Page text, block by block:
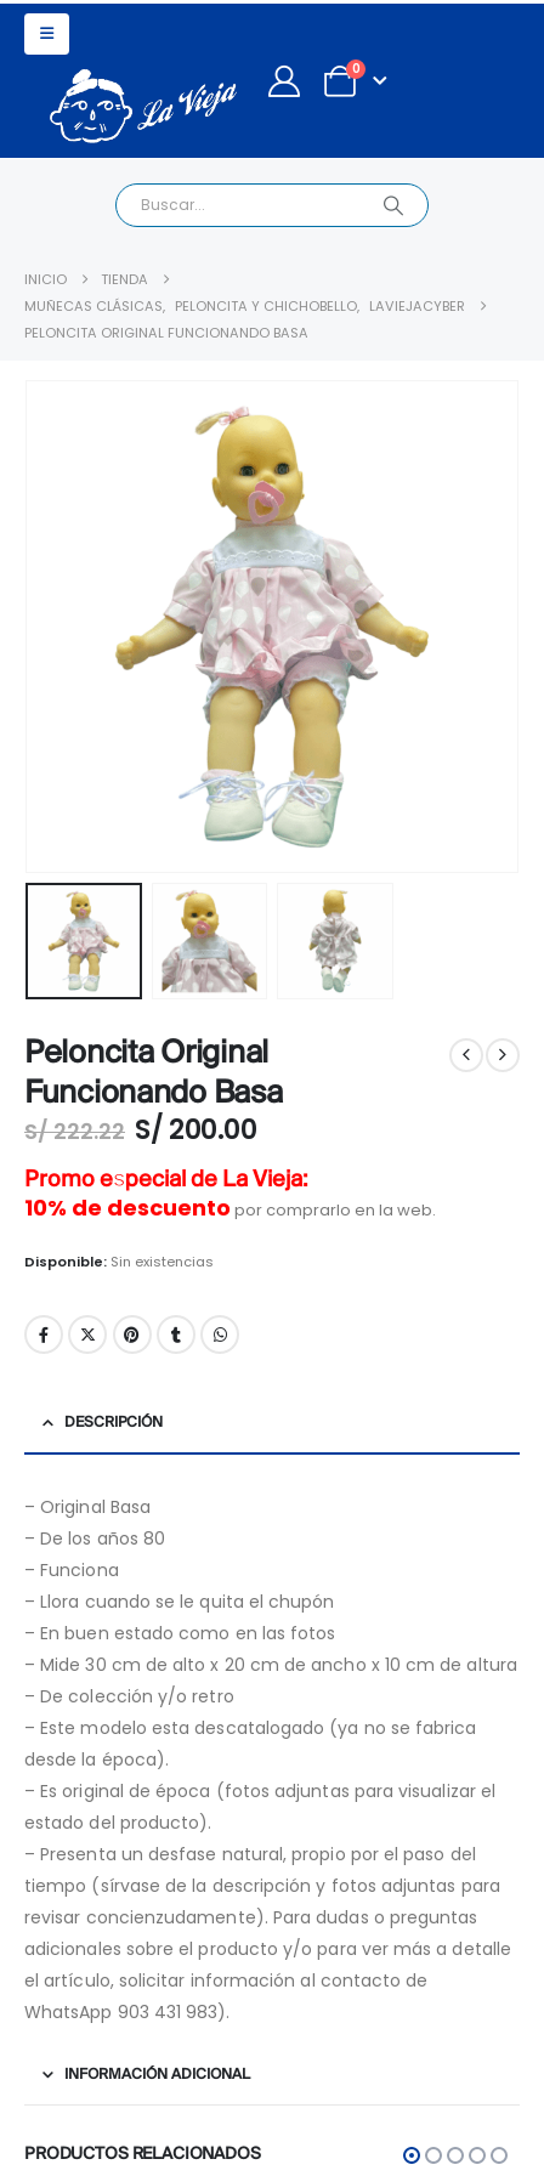
0
INICIO
TIENDA
MUÑECAS CLÁSICAS, PELONCITA Y CHICHOBELLO, LAVIEJACYBER
PELONCITA ORIGINAL FUNCIONANDO BASA
Peloncita Original
Funcionando Basa
S/222.22 S/ 200.00
Promo especial de La Vieja:
10% de descuento por comprarlo en la web.
Disponible: Sin existencias
DESCRIPCIÓN
– Original Basa
– De los años 80
– Funciona
– Llora cuando se le quita el chupón
– En buen estado como en las fotos
– Mide 30 cm de alto x 20 cm de ancho x 10 cm de altura
– De colección y/o retro
– Este modelo esta descatalogado (ya no se fabrica
desde la época).
– Es original de época (fotos adjuntas para visualizar el
estado del producto).
– Presenta un desfase natural, propio por el paso del
tiempo (sírvase de la descripción y fotos adjuntas para
revisar concienzudamente). Para dudas o preguntas
adicionales sobre el producto y/o para ver más a detalle
el artículo, solicitar información al contacto de
WhatsApp 903 431 983).
INFORMACIÓN ADICIONAL
PRODUCTOS RELACIONADOS